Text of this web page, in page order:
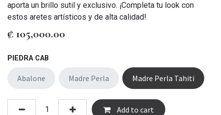
aporta un brillo sutil y exclusivo. ¡Completa tu look con
estos aretes artísticos y de alta calidad!
₡ 105,000.00
PIEDRA CAB
Abalone Madre Perla Madre Perla Tahiti
Add to cart